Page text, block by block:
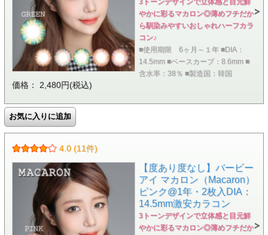
3トーンデザインで立体感と目元鮮
やかに彩るマカロン◎薄めフチだか
ら馴染みやすいおしゃれハーフカラ
コン♪
■使用期限 6ヶ月～１年 ■DIA：
14.5mm ■ベースカーブ：8.6mm ■
含水率：38％ ■製造国：韓国
価格： 2,480円(税込)
4.0 (11件)
【度あり度なし】バービー
アイ マカロン（Macaron）
ピンク@1年・2枚入DIA：
14.5mm激安カラコン
3トーンデザインで立体感と目元鮮
やかに彩るマカロン◎薄めフチだか